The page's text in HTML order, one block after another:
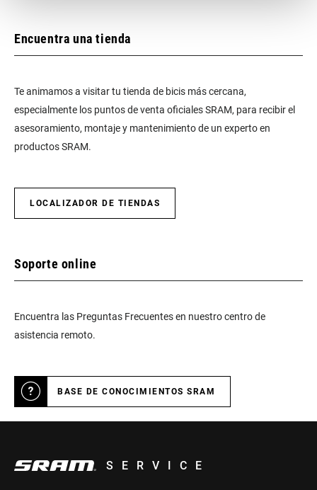
Encuentra una tienda
Te animamos a visitar tu tienda de bicis más cercana,
especialmente los puntos de venta oficiales SRAM, para recibir el
asesoramiento, montaje y mantenimiento de un experto en
productos SRAM.
LOCALIZADOR DE TIENDAS
Soporte online
Encuentra las Preguntas Frecuentes en nuestro centro de
asistencia remoto.
BASE DE CONOCIMIENTOS SRAM
SERVICE